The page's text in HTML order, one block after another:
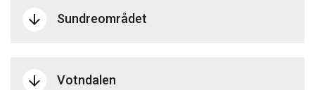
arrow_downward Sundreområdet
arrow_downward Votndalen